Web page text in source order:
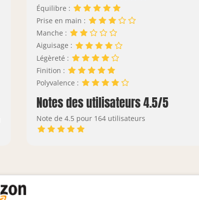
Équilibre :
Prise en main :
Manche :
Aiguisage :
Légèreté :
Finition :
Polyvalence :
Notes des utilisateurs 4.5/5
Note de 4.5 pour 164 utilisateurs